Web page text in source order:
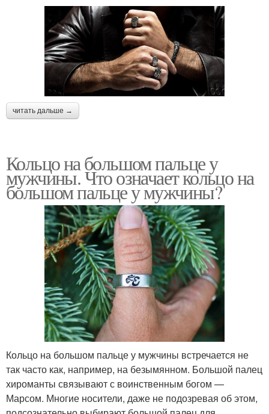
читать дальше →
Кольцо на большом пальце у
мужчины. Что означает кольцо на
большом пальце у мужчины?
Кольцо на большом пальце у мужчины встречается не
так часто как, например, на безымянном. Большой палец
хироманты связывают с воинственным богом —
Марсом. Многие носители, даже не подозревая об этом,